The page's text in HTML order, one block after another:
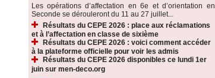
Les opérations d’affectation en 6e et d’orientation en
Seconde se dérouleront du 11 au 27 juillet...
Résultats du CEPE 2026 : place aux réclamations
et à l’affectation en classe de sixième
Résultats du CEPE 2026 : voici comment accéder
à la plateforme officielle pour voir les admis
Résultats du CEPE 2026 disponibles ce lundi 1er
juin sur men-deco.org